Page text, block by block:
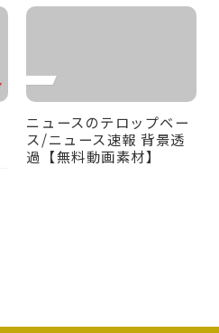
ニュースのテロップベー
ス/ニュース速報 背景透
過【無料動画素材】